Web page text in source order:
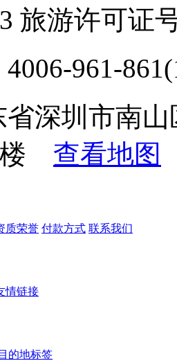
旅游许可证
961-
深圳市南
楼 查看地图
质荣誉 付款方式 联系我们
情链接
目的地标签